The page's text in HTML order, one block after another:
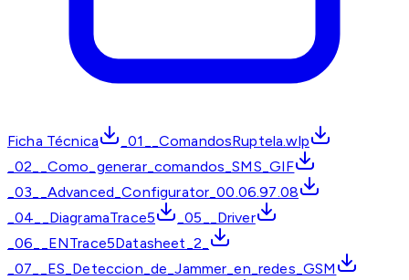
Ficha Técnica
_01__ComandosRuptela.wlp
_02__Como_generar_comandos_SMS_GIF
_03__Advanced_Configurator_00.06.97.08
_04__DiagramaTrace5
_05__Driver
_06__ENTrace5Datasheet_2_
_07__ES_Deteccion_de_Jammer_en_redes_GSM